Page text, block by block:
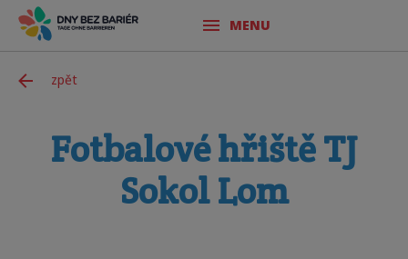
MENU
zpět
Fotbalové hřiště TJ
Sokol Lom